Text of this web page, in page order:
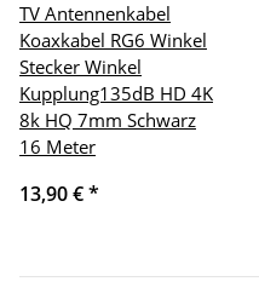
TV Antennenkabel
Koaxkabel RG6 Winkel
Stecker Winkel
Kupplung135dB HD 4K
8k HQ 7mm Schwarz
16 Meter
13,90 €*